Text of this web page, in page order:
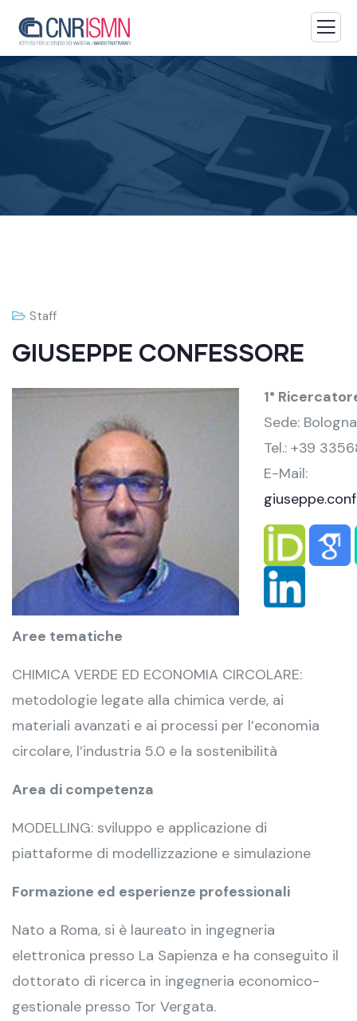
Staff
GIUSEPPE CONFESSORE
1°
Sede: Bologna
Tel.: +39
E-Mail:
Aree tematiche
CHIMICA VERDE ED ECONOMIA CIRCOLARE:
metodologie legate alla chimica verde, ai
materiali avanzati e ai processi per l’economia
circolare, l’industria 5.0 e la sostenibilità
Area di competenza
MODELLING: sviluppo e applicazione di
piattaforme di modellizzazione e simulazione
Formazione ed esperienze professionali
Nato a Roma, si è laureato in ingegneria
elettronica presso La Sapienza e ha conseguito il
dottorato di ricerca in ingegneria economico-
gestionale presso Tor Vergata.